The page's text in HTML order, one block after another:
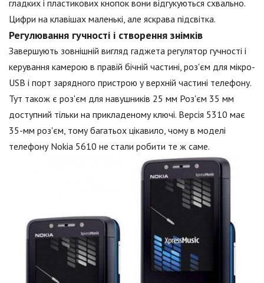
гладких і пластикових кнопок вони відгукуються схвально.
Цифри на клавішах маленькі, але яскрава підсвітка.
Регулювання гучності і створення знімків
Завершують зовнішній вигляд гаджета регулятор гучності і
керування камерою в правій бічній частині, роз'єм для мікро-
USB і порт зарядного пристрою у верхній частині телефону.
Тут також є роз'єм для навушників 25 мм Роз'єм 35 мм
доступний тільки на прикладеному ключі. Версія 5310 має
35-мм роз'єм, тому багатьох цікавило, чому в моделі
телефону Nokia 5610 не стали робити те ж саме.